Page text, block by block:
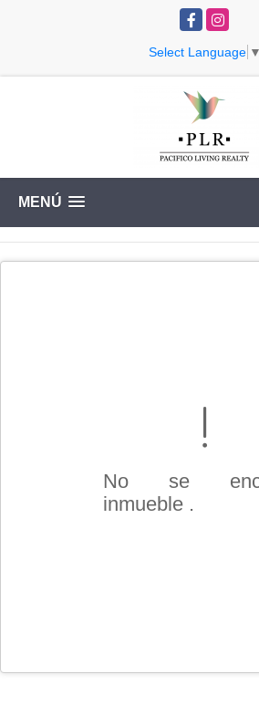
FacebookInstagram
Select Language ▼
MENÚ
No se
inmueble .